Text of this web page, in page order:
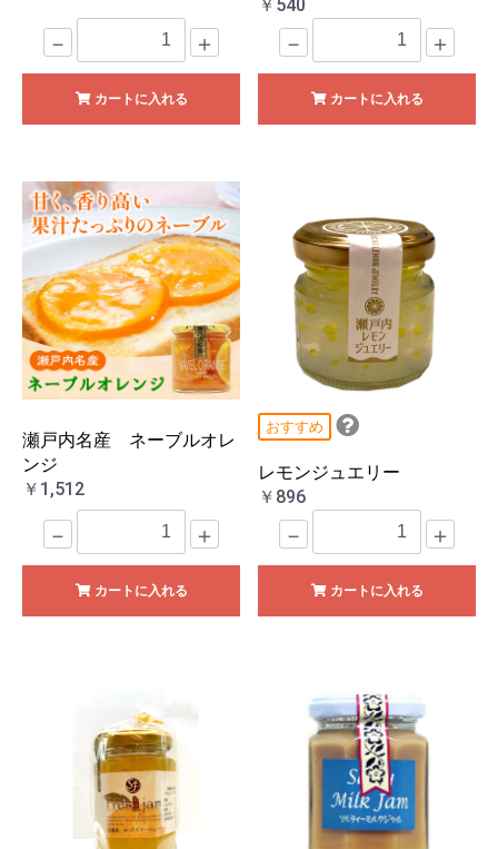
－ ＋
カートに入れる
￥540
－ ＋
カートに入れる
瀬戸内名産 ネーブルオレ
ンジ
￥1,512
－ ＋
カートに入れる
おすすめ
レモンジュエリー
￥896
－ ＋
カートに入れる